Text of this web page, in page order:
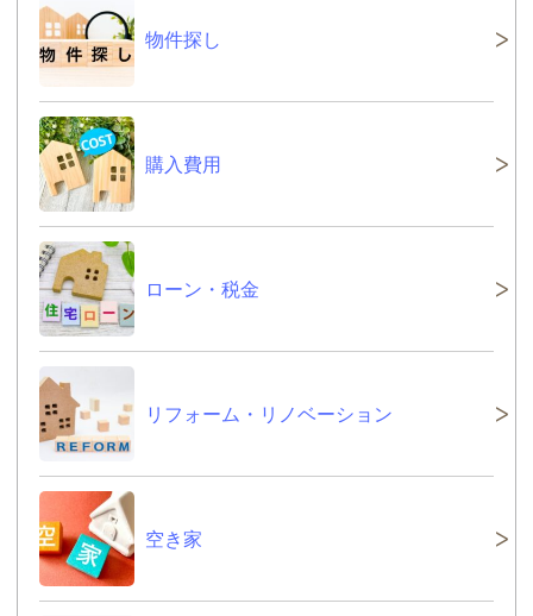
物件探し
購入費用
ローン・税金
リフォーム・リノベーション
空き家